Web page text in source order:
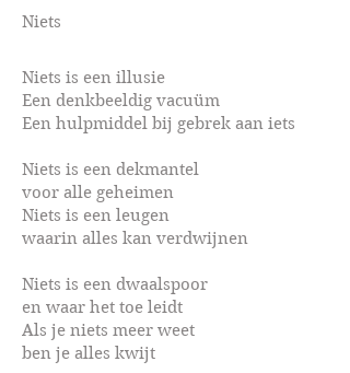
Niets
Niets is een illusie
Een denkbeeldig vacuüm
Een hulpmiddel bij gebrek aan iets
Niets is een dekmantel
voor alle geheimen
Niets is een leugen
waarin alles kan verdwijnen
Niets is een dwaalspoor
en waar het toe leidt
Als je niets meer weet
ben je alles kwijt